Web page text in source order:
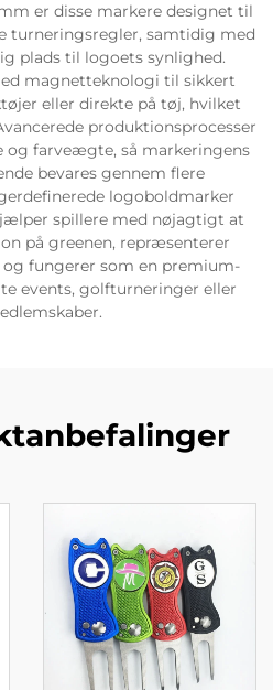
er disse markere designet til
turneringsregler, samtidig med
plads til logoets synlighed.
magnetteknologi til sikkert
eller direkte på tøj, hvilket
produktionsprocesser
og farveægte, så markeringens
bevares gennem flere
logoboldmarker
spillere med nøjagtigt at
på greenen, repræsenterer
fungerer som en premium-
events, golfturneringer eller